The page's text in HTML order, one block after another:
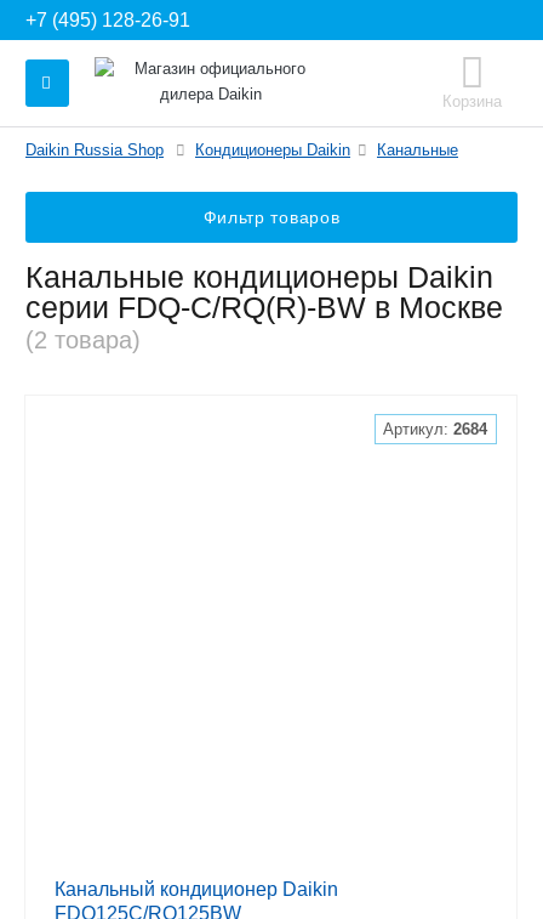
+7 (495) 128-26-91
Корзина
Daikin Russia Shop Кондиционеры Daikin Канальные
Фильтр товаров
Канальные кондиционеры Daikin
серии FDQ-C/RQ(R)-BW в Москве
(2 товара)
Артикул:2684
Канальный кондиционер Daikin
FDQ125C/RQ125BW